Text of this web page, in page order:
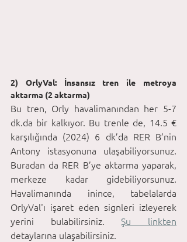
2) OrlyVal: İnsansız tren ile metroya
aktarma (2 aktarma)
Bu tren, Orly havalimanından her 5-7
dk.da bir kalkıyor. Bu trenle de, 14.5 €
karşılığında (2024) 6 dk’da RER B’nin
Antony istasyonuna ulaşabiliyorsunuz.
Buradan da RER B’ye aktarma yaparak,
merkeze kadar gidebiliyorsunuz.
Havalimanında inince, tabelalarda
OrlyVal'ı işaret eden signleri izleyerek
yerini bulabilirsiniz. Şu linkten
detaylarına ulaşabilirsiniz.